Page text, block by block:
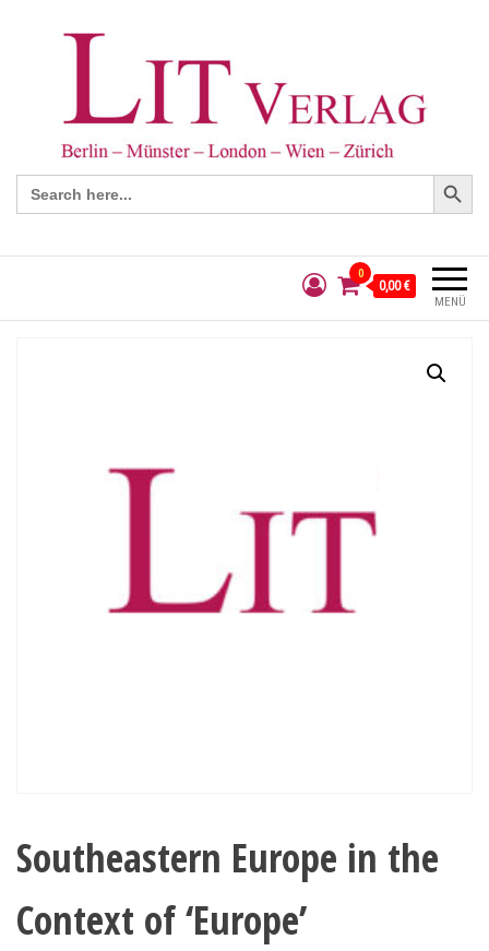
Search
for:
Search Button
MENÜ
0
0,00 €
Southeastern Europe in the
Context of ‘Europe’